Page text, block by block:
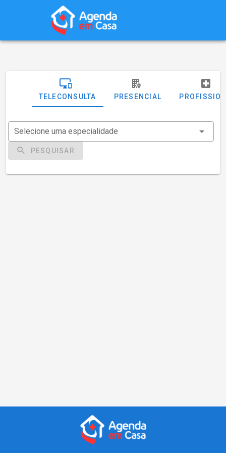
TELECONSULTA PRESENCIAL
Selecione uma especialidade
PESQUISAR